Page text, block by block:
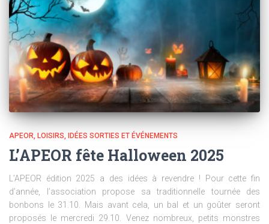
APEOR LOISIRS, IDÉES SORTIES ET ÉVÉNEMENTS
L’APEOR fête Halloween 2025
L’APEOR édition 2025 a des idées à revendre ! Pour cette fin
d’année, l’association propose sa traditionnelle tournée des
bonbons le 31.10. Mais avant cela, un bal et un goûter seront
proposés le mercredi 29.10. Venez nombreux, petits monstres